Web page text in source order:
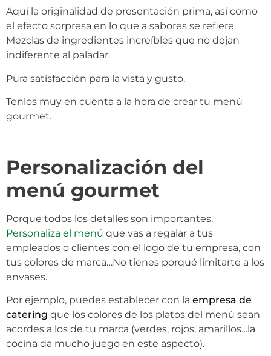
Aquí la originalidad de presentación prima, así como
el efecto sorpresa en lo que a sabores se refiere.
Mezclas de ingredientes increíbles que no dejan
indiferente al paladar.
Pura satisfacción para la vista y gusto.
Tenlos muy en cuenta a la hora de crear tu menú
gourmet.
Personalización del
menú gourmet
Porque todos los detalles son importantes.
Personaliza el menú que vas a regalar a tus
empleados o clientes con el logo de tu empresa, con
tus colores de marca…No tienes porqué limitarte a los
envases.
Por ejemplo, puedes establecer con la empresa de
catering que los colores de los platos del menú sean
acordes a los de tu marca (verdes, rojos, amarillos…la
cocina da mucho juego en este aspecto).